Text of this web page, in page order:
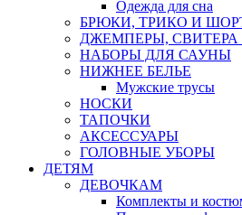
Одежда для сна
БРЮКИ, ТРИКО И
ДЖЕМПЕРЫ,
НАБОРЫ ДЛЯ САУНЫ
НИЖНЕЕ БЕЛЬЕ
Мужские трусы
НОСКИ
ТАПОЧКИ
АКСЕССУАРЫ
ГОЛОВНЫЕ УБОРЫ
ДЕТЯМ
ДЕВОЧКАМ
Комплекты и